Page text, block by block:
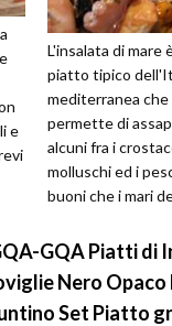
e
L'insalata di mare
piatto tipico
mediterranea che
permette di
alcuni fra i
molluschi ed i
buoni che i mari
grado di ...
GQA Piatti di
Nero Opaco
Set Piatto